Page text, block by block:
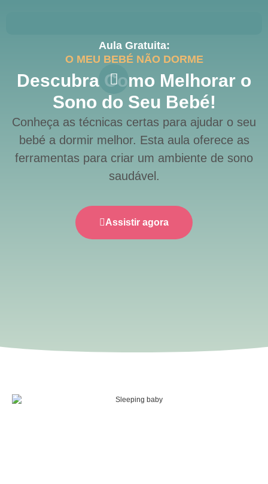
Aula Gratuita:
O MEU BEBÉ NÃO DORME
Descubra Como Melhorar o
Sono do Seu Bebé!
Conheça as técnicas certas para ajudar o seu
bebé a dormir melhor. Esta aula oferece as
ferramentas para criar um ambiente de sono
saudável.
Assistir agora